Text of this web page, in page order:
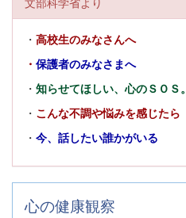
・ 高校生のみなさんへ
・ 保護者のみなさまへ
・ 知らせてほしい、心のＳＯＳ。
・ こんな不調や悩みを感じたら
・ 今、話したい誰かがいる
心の健康観察